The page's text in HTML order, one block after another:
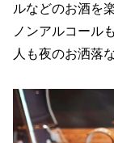
ルなどのお酒を
ノンアルコール
人も夜のお洒落